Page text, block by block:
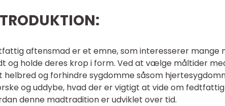
aftensmad er et emne, som interesserer mange
og holde deres krop i form. Ved at vælge måltider
helbred og forhindre sygdomme såsom
og uddybe, hvad der er vigtigt at vide om
denne madtradition er udviklet over tid.